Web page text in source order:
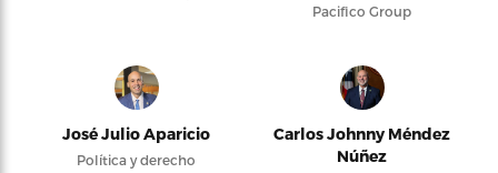
Pacifico Group
José Julio Aparicio
Política y derecho
Carlos Johnny Méndez
Núñez